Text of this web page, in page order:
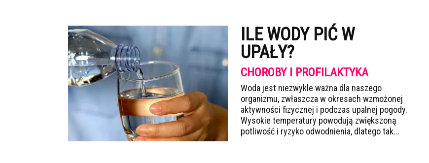
ILE WODY PIĆ W
UPAŁY?
CHOROBY I PROFILAKTYKA
Woda jest niezwykle ważna dla naszego
organizmu, zwłaszcza w okresach wzmożonej
aktywności fizycznej i podczas upalnej pogody.
Wysokie temperatury powodują zwiększoną
potliwość i ryzyko odwodnienia, dlatego tak...